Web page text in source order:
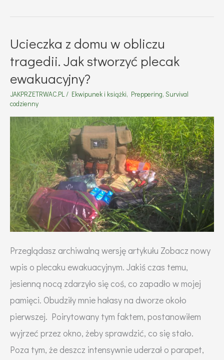
zapasy
dlaczego
warto
to
robić?
Ucieczka z domu w obliczu
tragedii. Jak stworzyć plecak
ewakuacyjny?
JAKPRZETRWAC.PL/ Ekwipunek i książki, Preppering, Survival
codzienny
Przeglądasz archiwalną wersję artykułu Zobacz nowy
wpis o plecaku ewakuacyjnym. Jakiś czas temu,
jesienną nocą zdarzyło się coś, co zapadło w mojej
pamięci. Obudziły mnie hałasy na dworze około
pierwszej. Poirytowany tym faktem, postanowiłem
wyjrzeć przez okno, żeby sprawdzić, co się stało.
Poza tym, że deszcz intensywnie uderzał o parapet,